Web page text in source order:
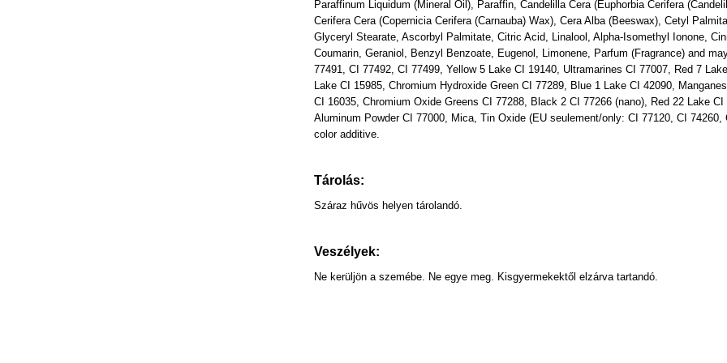
Paraffinum Liquidum (Mineral Oil), Paraffin, Candelilla Cera (Euphorbia Cerifera
Cerifera Cera (Copernicia Cerifera (Carnauba) Wax), Cera Alba (Beeswax), Cetyl
Glyceryl Stearate, Ascorbyl Palmitate, Citric Acid, Linalool, Alpha-Isomethyl Ionone,
Coumarin, Geraniol, Benzyl Benzoate, Eugenol, Limonene, Parfum (Fragrance) and
77491, CI 77492, CI 77499, Yellow 5 Lake CI 19140, Ultramarines CI 77007, Red 7
Lake CI 15985, Chromium Hydroxide Green CI 77289, Blue 1 Lake CI 42090,
CI 16035, Chromium Oxide Greens CI 77288, Black 2 CI 77266 (nano), Red 22 Lake
Aluminum Powder CI 77000, Mica, Tin Oxide (EU seulement/only: CI 77120, CI
color additive.
Tárolás:
Száraz hűvös helyen tárolandó.
Veszélyek:
Ne kerüljön a szemébe. Ne egye meg. Kisgyermekektől elzárva tartandó.